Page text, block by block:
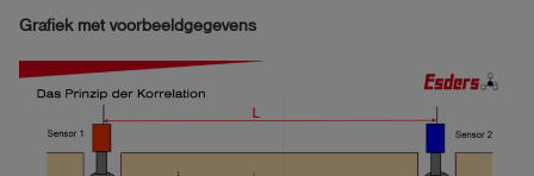
Grafiek met voorbeeldgegevens